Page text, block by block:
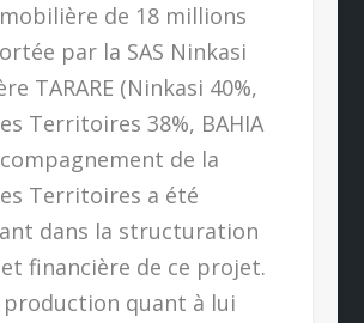
de 18 millions
par la SAS Ninkasi
TARARE (Ninkasi 40%,
Territoires 38%, BAHIA
de la
Territoires a été
dans la structuration
financière de ce projet.
production quant à lui